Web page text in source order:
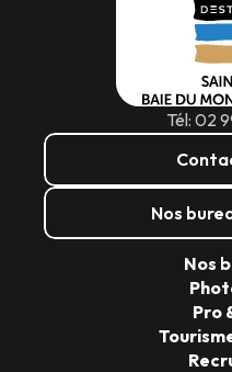
Tél: 02
Nos
Nos
Pro